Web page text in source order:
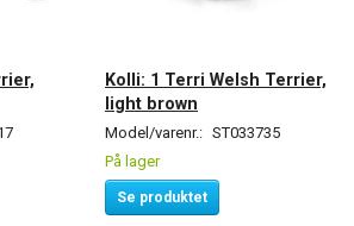
Kolli: 1 Terri Welsh Terrier,
light brown
Model/varenr.: ST033735
På lager
Se produktet